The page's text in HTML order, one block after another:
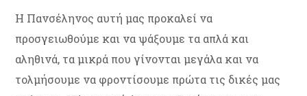
Η Πανσέληνος αυτή μας προκαλεί να
προσγειωθούμε και να ψάξουμε τα απλά και
αληθινά, τα μικρά που γίνονται μεγάλα και να
τολμήσουμε να φροντίσουμε πρώτα τις δικές μας